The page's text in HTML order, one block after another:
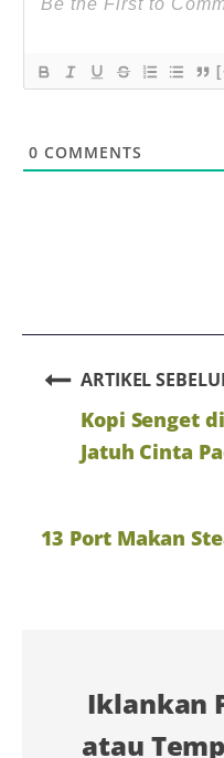
Iklankan
atau
0 COMMENTS
ARTIKEL
Kopi Senget
Jatuh Cinta
13 Port Makan